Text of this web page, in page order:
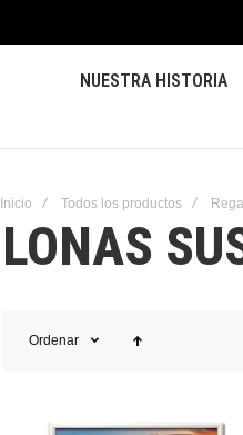
NUESTRA HISTORIA
Inicio Todos los productos
LONAS
Ordenar